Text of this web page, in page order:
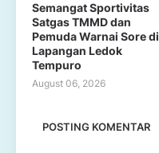
Semangat Sportivitas
Satgas TMMD dan
Pemuda Warnai Sore di
Lapangan Ledok
Tempuro
August 06, 2026
POSTING KOMENTAR